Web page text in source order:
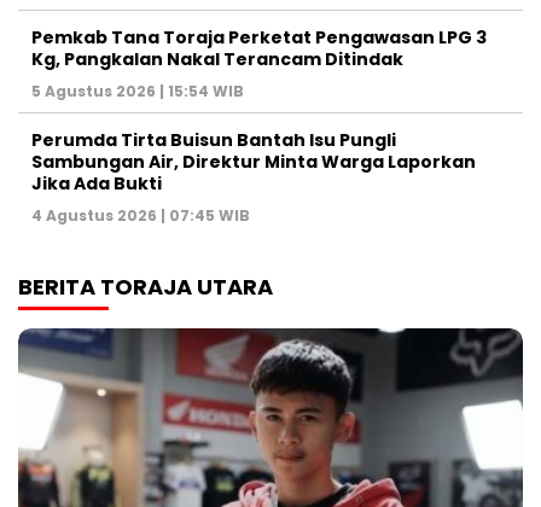
Pemkab Tana Toraja Perketat Pengawasan LPG 3
Kg, Pangkalan Nakal Terancam Ditindak
5 Agustus 2026 | 15:54 WIB
Perumda Tirta Buisun Bantah Isu Pungli
Sambungan Air, Direktur Minta Warga Laporkan
Jika Ada Bukti
4 Agustus 2026 | 07:45 WIB
BERITA TORAJA UTARA